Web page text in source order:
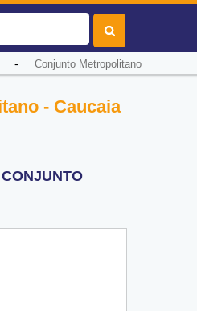
Conjunto Metropolitano
- Caucaia